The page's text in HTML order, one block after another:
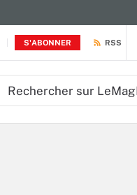
S'ABONNER RSS